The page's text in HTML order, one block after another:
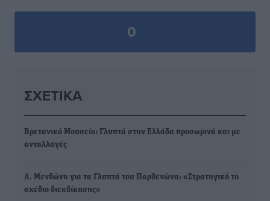
0
ΣΧΕΤΙΚΆ
Βρετανικό Μουσείο: Γλυπτά στην Ελλάδα προσωρινά και με
ανταλλαγές
Λ. Μενδώνη για τα Γλυπτά του Παρθενώνα: «Στρατηγικό το
σχέδιο διεκδίκησης»